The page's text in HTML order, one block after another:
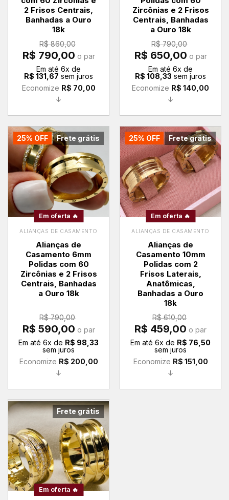
2 Frisos Centrais,
Banhadas a Ouro
18k
R$860,00
O
preço
R$ 860,00.
R$ 790,00preço
é:
R$ 790,00.
o par
Em até 6x de
R$ 131,67 sem juros
Economize R$ 70,00
↓
Zircônias e 2 Frisos
Centrais, Banhadas
a Ouro 18k
R$790,00
O
preço
R$ 790,00.
R$ 650,00preço
é:
R$ 650,00.
o par
Em até 6x de
R$ 108,33 sem juros
Economize R$ 140,00
↓
Frete grátis
25% OFF
Em oferta 🔥
ALIANÇAS DE CASAMENTO
Alianças de
Casamento 6mm
Polidas com 60
Zircônias e 2 Frisos
Centrais, Banhadas
a Ouro 18k
R$790,00
O
preço
era:
R$ 790,00.
R$ 590,00preço
é:
o par
Em até 6x de R$ 98,33
sem juros
Economize R$ 200,00
↓
Frete grátis
25% OFF
Em oferta 🔥
ALIANÇAS DE CASAMENTO
Alianças de
Casamento 10mm
Polidas com 2
Frisos Laterais,
Anatômicas,
Banhadas a Ouro
18k
R$610,00
O
preço
era:
R$ 610,00.
R$ 459,00 preço
é:
o par
Em até 6x de R$ 76,50
sem juros
Economize R$ 151,00
↓
Frete grátis
Em oferta 🔥